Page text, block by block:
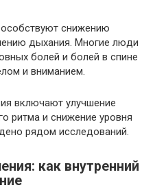
снижению
дыхания. Многие люди
болей и болей в спине
и вниманием.
включают улучшение
ритма и снижение уровня
рядом исследований.
как внутренний